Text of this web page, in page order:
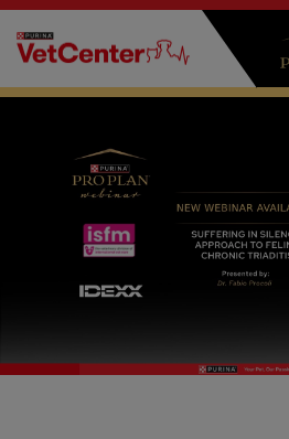
Přejít k hlavnímu obsahu